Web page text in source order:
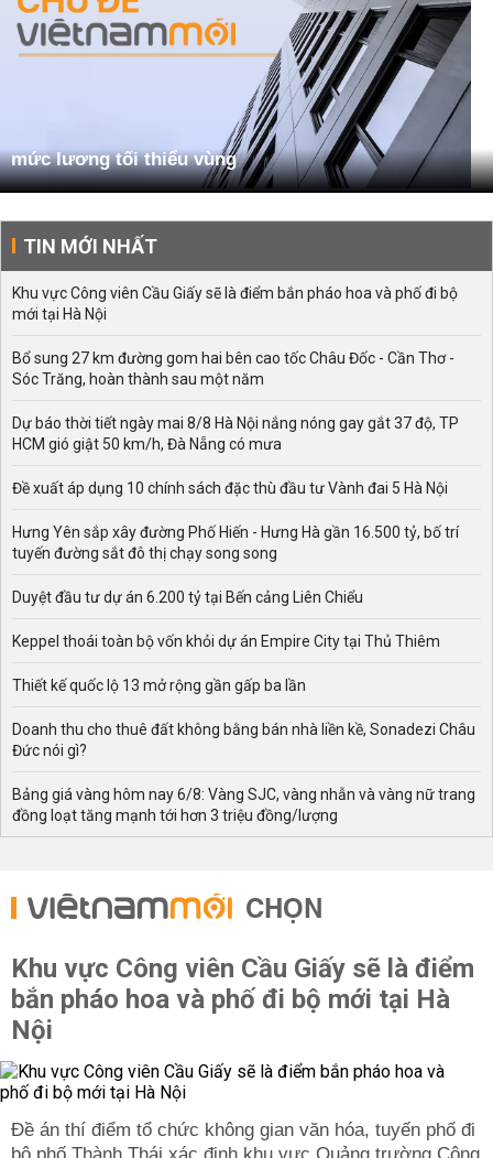
mức lương tối thiểu vùng
TIN MỚI NHẤT
Khu vực Công viên Cầu Giấy sẽ là điểm bắn pháo hoa và phố đi bộ
mới tại Hà Nội
Bổ sung 27 km đường gom hai bên cao tốc Châu Đốc - Cần Thơ -
Sóc Trăng, hoàn thành sau một năm
Dự báo thời tiết ngày mai 8/8 Hà Nội nắng nóng gay gắt 37 độ, TP
HCM gió giật 50 km/h, Đà Nẵng có mưa
Đề xuất áp dụng 10 chính sách đặc thù đầu tư Vành đai 5 Hà Nội
Hưng Yên sắp xây đường Phố Hiến - Hưng Hà gần 16.500 tỷ, bố trí
tuyến đường sắt đô thị chạy song song
Duyệt đầu tư dự án 6.200 tỷ tại Bến cảng Liên Chiểu
Keppel thoái toàn bộ vốn khỏi dự án Empire City tại Thủ Thiêm
Thiết kế quốc lộ 13 mở rộng gần gấp ba lần
Doanh thu cho thuê đất không bằng bán nhà liền kề, Sonadezi Châu
Đức nói gì?
Bảng giá vàng hôm nay 6/8: Vàng SJC, vàng nhẫn và vàng nữ trang
đồng loạt tăng mạnh tới hơn 3 triệu đồng/lượng
CHỌN
Khu vực Công viên Cầu Giấy sẽ là điểm
bắn pháo hoa và phố đi bộ mới tại Hà
Nội
Đề án thí điểm tổ chức không gian văn hóa, tuyến phố đi